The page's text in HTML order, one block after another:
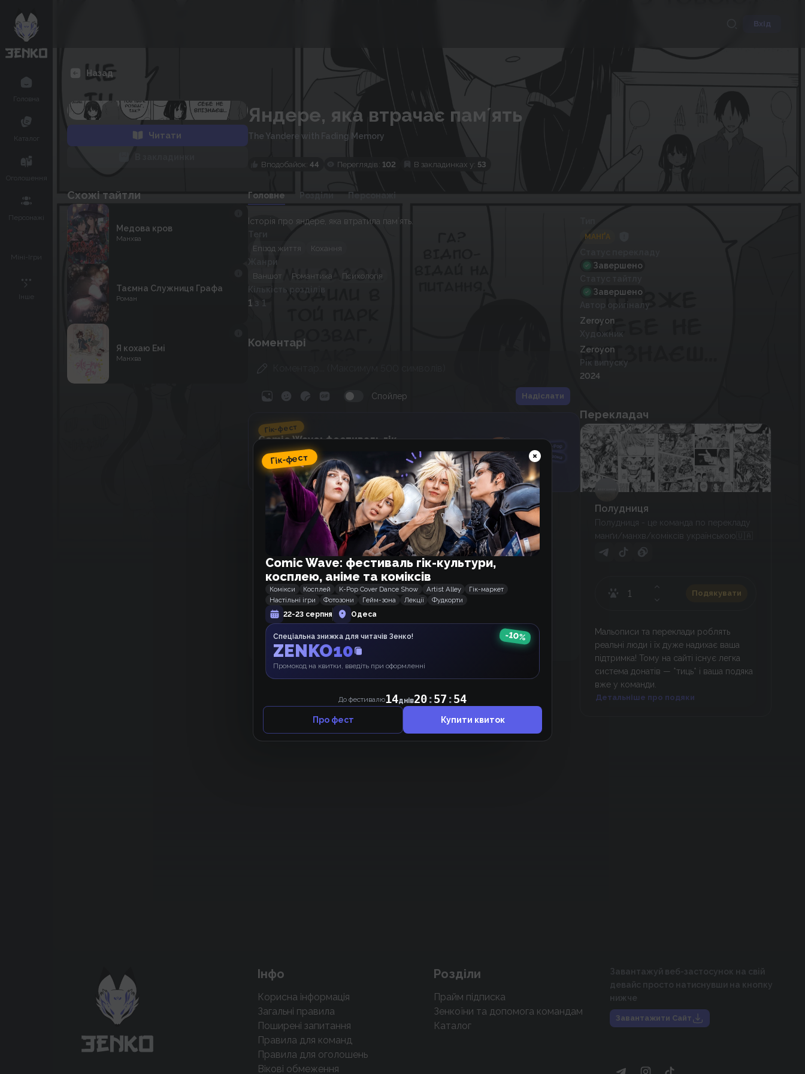
Вхід
Головна
Каталог
Оголошення
Персонажі
Міні-Ігри
Інше
Назад
Читати
Схожі тайтли
Медова кров
Манхва
Таємна Служниця Графа
Роман
Я кохаю Емі
Манхва
Яндере, яка втрачає памʼять
The Yandere with Fading Memory
Вподобайок: 44 Переглядів: 102 В закладинках у: 53
Головне Розділи Персонажі
Історія про яндере, яка втратила памʼять.
Епізод життя Кохання
Жанри
Ваншот Романтика Психологія
Кількість розділів
1 з 1
Коментарі
Спойлер Надіслати
Гік-фест
Comic Wave: фестиваль гік-
культури, косплею, аніме та
коміксів
До фестивалю 14днів20:57:53
Щось ніхто не коментує, може, почнемо 👉👈 ?
МАНҐА
Завершено
Завершено
Автор оригіналу
Zeroyon
Художник
Zeroyon
Рік випуску
2024
Перекладач
Полудниця
Полудниця - це команда по перекладу
манґи/манхв/коміксів українською🇺🇦
Подякувати
Мальописи та переклади роблять
реальні люди і їх дуже надихає ваша
підтримка! Тому на сайті існує легка
система донатів — *тиць* і ваша подяка
вже у команди.
Детальніше про подяки
крутих нововведень
Підтримати проєкт
Інфо
Корисна інформація
Загальні правила
Поширені запитання
Правила для команд
Правила для оголошень
Вікові обмеження
Розділи
Прайм підписка
Зенкоїни та допомога командам
Каталог
Завантажуй веб-застосунок на свій
девайс просто натиснувши на кнопку
нижче
Завантажити Сайт
Гік-фест
Comic Wave: фестиваль гік-культури,
косплею, аніме та коміксів
Комікси Косплей K-Pop Cover Dance Show Artist Alley
Гік-маркет
Настільні ігри
Фотозони Гейм-зона Лекції
Фудкорти
22-23 серпня
Одеса
Спеціальна знижка для читачів Зенко!
ZENKO10
Промокод на квитки, введіть при оформленні
-10%
До фестивалю14днів20:57 :53
Про фест Купити квиток